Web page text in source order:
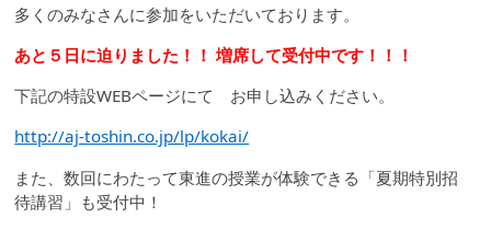
多くのみなさんに参加をいただいております。
あと５日に迫りました！！ 増席して受付中です！！！
下記の特設WEBページにて お申し込みください。
http://aj-toshin.co.jp/lp/kokai/
また、数回にわたって東進の授業が体験できる「夏期特別招
待講習」も受付中！